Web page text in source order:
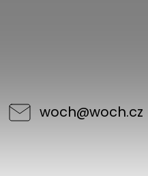
woch@woch.cz